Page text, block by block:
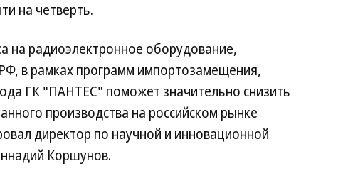
на четверть.
на радиоэлектронное оборудование,
в рамках программ импортозамещения,
ГК "ПАНТЕС" поможет значительно снизить
производства на российском рынке
директор по научной и инновационной
Коршунов.